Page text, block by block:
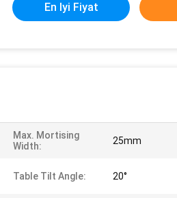
En Iyi Fiyat
Max. Mortising
Width:
25mm
Table Tilt Angle: 20°